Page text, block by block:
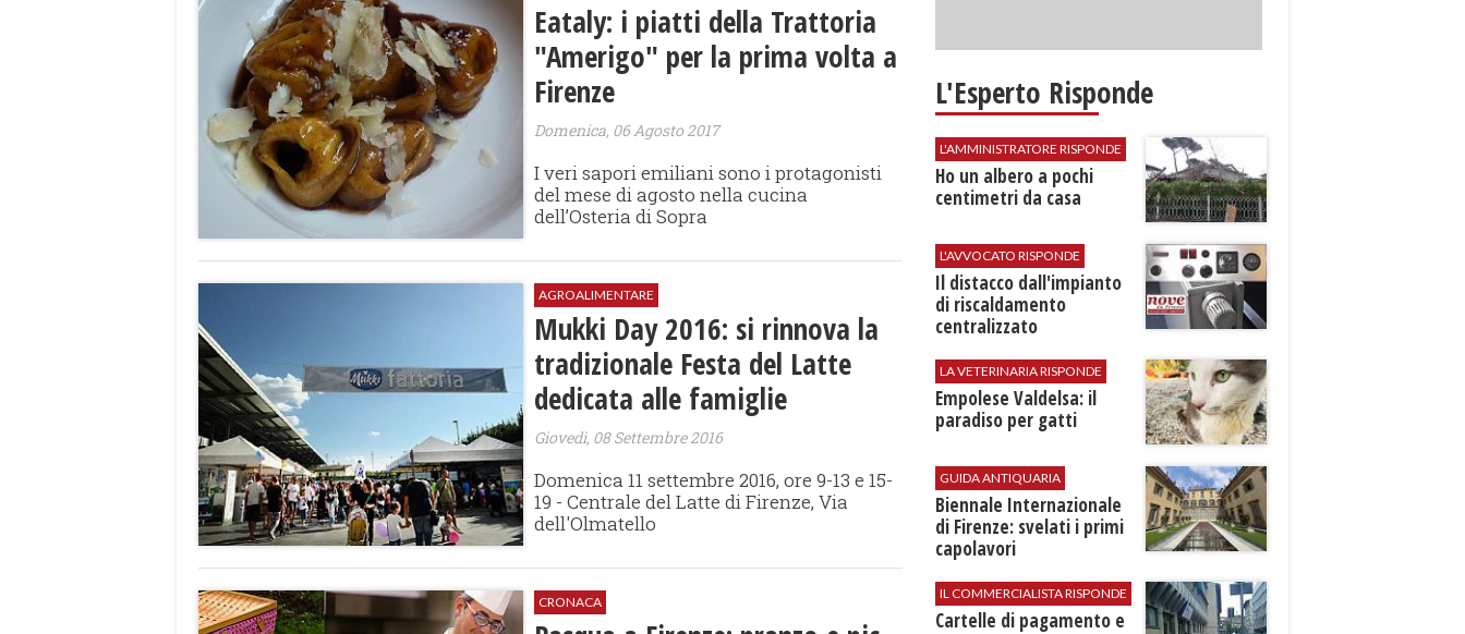
Eataly: i piatti della Trattoria
"Amerigo" per la prima volta a
Firenze
Domenica, 06 Agosto 2017
I veri sapori emiliani sono i protagonisti
del mese di agosto nella cucina
dell’Osteria di Sopra
AGROALIMENTARE
Mukki Day 2016: si rinnova la
tradizionale Festa del Latte
dedicata alle famiglie
Giovedì, 08 Settembre 2016
Domenica 11 settembre 2016, ore 9-13 e 15-
19 - Centrale del Latte di Firenze, Via
dell'Olmatello
CRONACA
L'Esperto Risponde
L'AMMINISTRATORE RISPONDE
Ho un albero a pochi
centimetri da casa
L'AVVOCATO RISPONDE
Il distacco dall'impianto
di riscaldamento
centralizzato
LA VETERINARIA RISPONDE
Empolese Valdelsa: il
paradiso per gatti
GUIDA ANTIQUARIA
Biennale Internazionale
di Firenze: svelati i primi
capolavori
IL COMMERCIALISTA RISPONDE
Cartelle di pagamento e